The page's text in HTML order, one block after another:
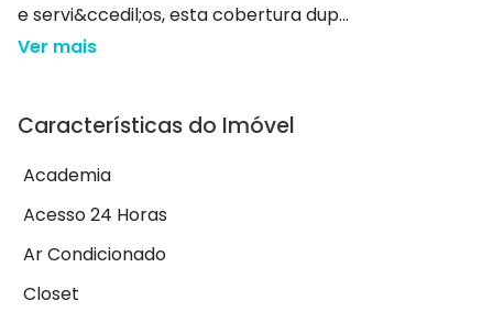
e servi&ccedil;os, esta cobertura dup...
Ver mais
Características do Imóvel
Academia
Acesso 24 Horas
Ar Condicionado
Closet